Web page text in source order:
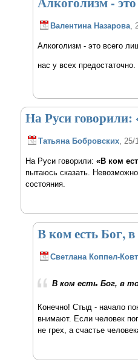
Валентина Назарова,
Алкоголизм - это всего
нас у всех
На Руси говорили:
Татьяна Бобровских, 25/
На Руси говорили: «В ком
пытаюсь сказать.
состояния.
В ком есть Бог,
Светлана Коппел-
В ком есть Бог, в
Конечно! Стыд - начало
внимают. Если человек
не грех, а счастье